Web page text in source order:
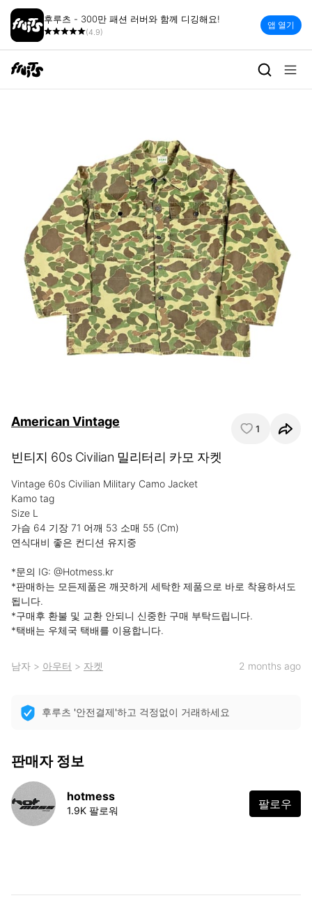
후루츠 - 300만 패션 러버와 함께 디깅해요!
(4.9)
앱 열기
American Vintage 1
빈티지 60s Civilian 밀리터리 카모 자켓
Vintage 60s Civilian Military Camo Jacket
Kamo tag
Size L
가슴 64 기장 71 어깨 53 소매 55 (Cm)
연식대비 좋은 컨디션 유지중
*문의 IG: @Hotmess.kr
*판매하는 모든제품은 깨끗하게 세탁한 제품으로 바로 착용하셔도
됩니다.
*구매후 환불 및 교환 안되니 신중한 구매 부탁드립니다.
*택배는 우체국 택배를 이용합니다.
남자 > 아우터 > 자켓 2 months ago
후루츠 '안전결제'하고 걱정없이 거래하세요
판매자 정보
hotmess
1.9K 팔로워 팔로우